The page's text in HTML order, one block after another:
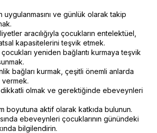
uygulanmasını ve günlük olarak takip
aracılığıyla çocukların entelektüel,
kapasitelerini teşvik etmek.
yeniden bağlantı kurmaya teşvik
bağları kurmak, çeşitli önemli anlarda
dikkatli olmak ve gerektiğinde ebeveynleri
boyutuna aktif olarak katkıda bulunun.
ebeveynleri çocuklarının günündeki
bilgilendirin.